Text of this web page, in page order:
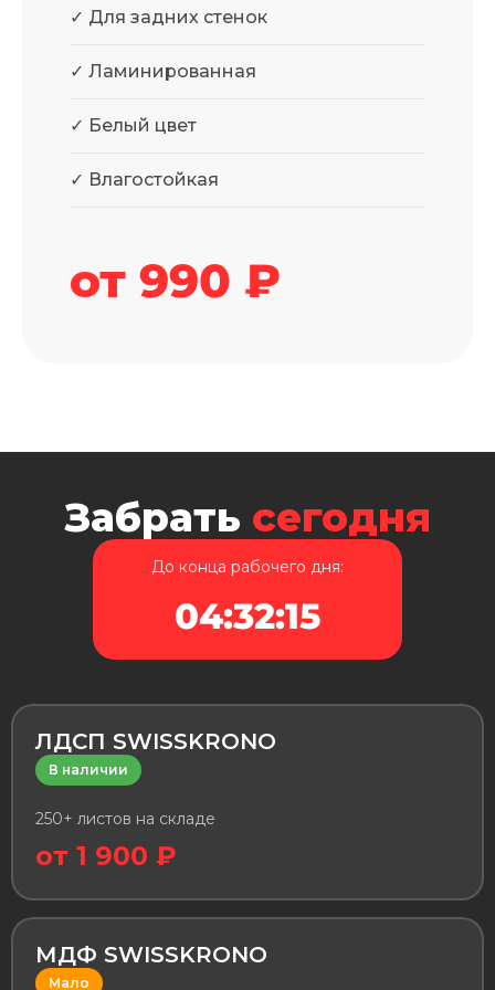
✓ Для задних стенок
✓ Ламинированная
✓ Белый цвет
✓ Влагостойкая
от 990 ₽
Забрать сегодня
До конца рабочего дня:
04:32:15
ЛДСП SWISSKRONO
В наличии
250+ листов на складе
от 1 900 ₽
МДФ SWISSKRONO
Мало